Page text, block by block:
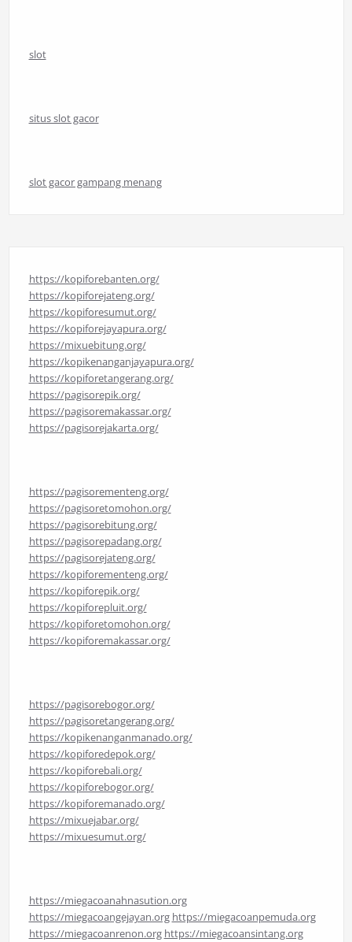
slot
situs slot gacor
slot gacor gampang menang
https://kopiforebanten.org/
https://kopiforejateng.org/
https://kopiforesumut.org/
https://kopiforejayapura.org/
https://mixuebitung.org/
https://kopikenanganjayapura.org/
https://kopiforetangerang.org/
https://pagisorepik.org/
https://pagisoremakassar.org/
https://pagisorejakarta.org/
https://pagisorementeng.org/
https://pagisoretomohon.org/
https://pagisorebitung.org/
https://pagisorepadang.org/
https://pagisorejateng.org/
https://kopiforementeng.org/
https://kopiforepik.org/
https://kopiforepluit.org/
https://kopiforetomohon.org/
https://kopiforemakassar.org/
https://pagisorebogor.org/
https://pagisoretangerang.org/
https://kopikenanganmanado.org/
https://kopiforedepok.org/
https://kopiforebali.org/
https://kopiforebogor.org/
https://kopiforemanado.org/
https://mixuejabar.org/
https://mixuesumut.org/
https://miegacoanahnasution.org
https://miegacoangejayan.org https://miegacoanpemuda.org
https://miegacoanrenon.org https://miegacoansintang.org